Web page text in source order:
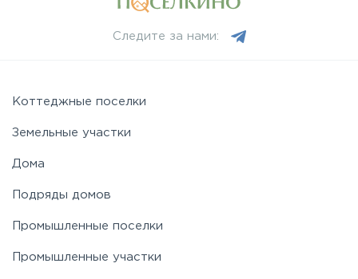
Новорижское
Носовихинское
Следите за нами:
Коттеджные поселки
Земельные участки
Дома
Подряды домов
Промышленные поселки
Промышленные участки